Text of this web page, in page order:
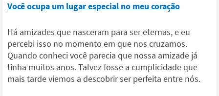
Você ocupa um lugar especial no meu coração
Há amizades que nasceram para ser eternas, e eu
percebi isso no momento em que nos cruzamos.
Quando conheci você parecia que nossa amizade já
tinha muitos anos. Talvez fosse a cumplicidade que
mais tarde viemos a descobrir ser perfeita entre nós.